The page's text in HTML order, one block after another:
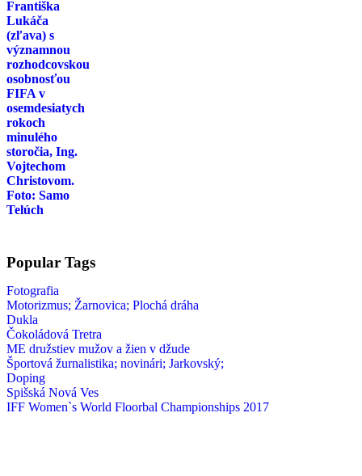
Popular Tags
Fotografia
Motorizmus; Žarnovica; Plochá dráha
Dukla
Čokoládová Tretra
ME družstiev mužov a žien v džude
Športová žurnalistika; novinári; Jarkovský;
Doping
Spišská Nová Ves
IFF Women`s World Floorbal Championships 2017